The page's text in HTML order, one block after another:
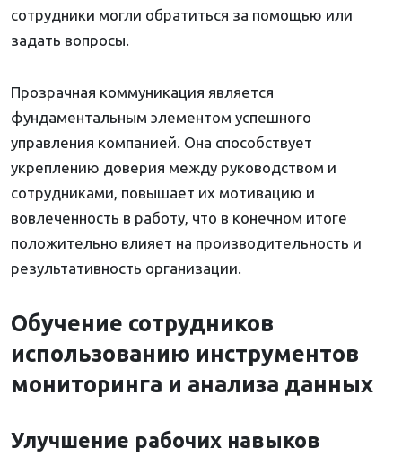
сотрудники могли обратиться за помощью или
задать вопросы.
Прозрачная коммуникация является
фундаментальным элементом успешного
управления компанией. Она способствует
укреплению доверия между руководством и
сотрудниками, повышает их мотивацию и
вовлеченность в работу, что в конечном итоге
положительно влияет на производительность и
результативность организации.
Обучение сотрудников
использованию инструментов
мониторинга и анализа данных
Улучшение рабочих навыков